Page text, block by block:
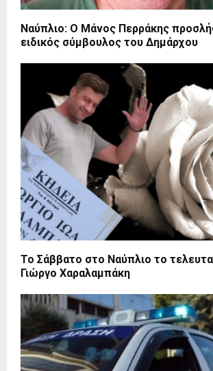
Ναύπλιο: Ο Μάνος Περράκης
ειδικός σύμβουλος του Δημάρχου
Το Σάββατο στο Ναύπλιο το
Γιώργο Χαραλαμπάκη